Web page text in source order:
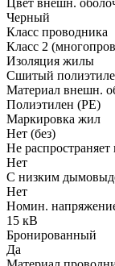
Черный
Класс проводника
Класс 2
Изоляция жилы
Сшитый
Материал внешн.
Полиэтилен (PE)
Маркировка жил
Нет (без)
Не
Нет
С низким
Нет
Номин.
15 кВ
Бронированный
Да